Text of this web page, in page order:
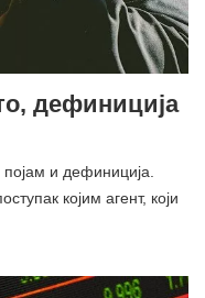
дефиниција
и дефиниција.
којим агент, који